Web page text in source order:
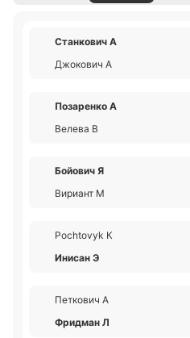
Станкович А
Джокович А
Позаренко А
Велева В
Бойович Я
Вириант М
Pochtovyk К
Инисан Э
Петкович А
Фридман Л